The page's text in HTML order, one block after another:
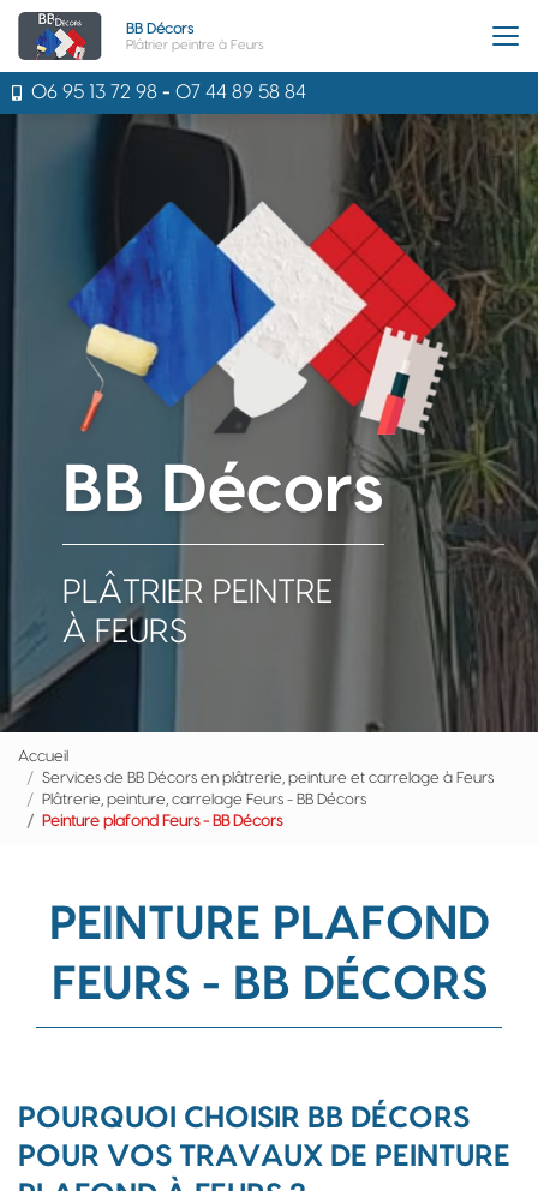
Aller
contenu
06 95 13 72 98 -07 44 89 58 84
BB Décors
Plâtrier peintre à Feurs
BB Décors
PLÂTRIER PEINTRE
À FEURS
Accueil
Services de BB Décors en plâtrerie, peinture et carrelage à Feurs
Plâtrerie, peinture, carrelage Feurs - BB Décors
Peinture plafond Feurs - BB Décors
PEINTURE PLAFOND
FEURS - BB DÉCORS
POURQUOI CHOISIR BB DÉCORS
POUR VOS TRAVAUX DE PEINTURE